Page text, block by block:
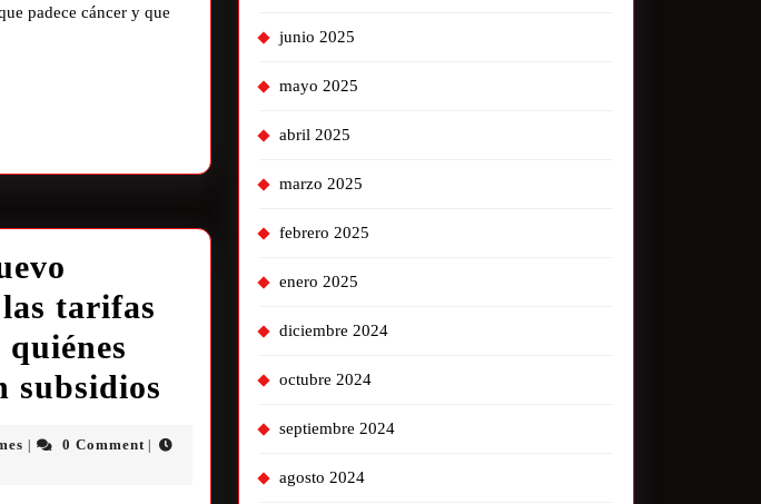
padece cáncer y que
las tarifas
subsidios
0 Comment
junio 2025
mayo 2025
abril 2025
marzo 2025
febrero 2025
enero 2025
diciembre 2024
octubre 2024
septiembre 2024
agosto 2024